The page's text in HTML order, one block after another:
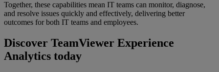
Together, these capabilities mean IT teams can monitor, diagnose,
and resolve issues quickly and effectively, delivering better
outcomes for both IT teams and employees.
Discover TeamViewer Experience
Analytics today